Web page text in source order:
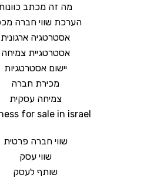
מה זה מכתב כוונות
הערכת שווי חברה מכפיל
אסטרטגיה ארגונית
אסטרטגיית צמיחה
יישום אסטרטגיות
מכירת חברה
צמיחה עסקית
business for sale in israel
שווי חברה פרטית
שווי עסק
שותף לעסק